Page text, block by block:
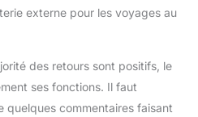
externe pour les voyages au
des retours sont positifs, le
ses fonctions. Il faut
quelques commentaires faisant